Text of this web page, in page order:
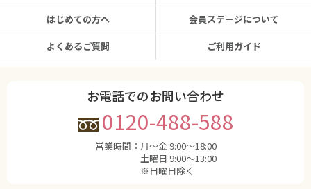
はじめての方へ
よくあるご質問
会員ステージについて
ご利用ガイド
お電話でのお問い合わせ
0120-488-588
営業時間： 月〜金 9:00〜18:00
土曜日 9:00〜13:00
※日曜日除く